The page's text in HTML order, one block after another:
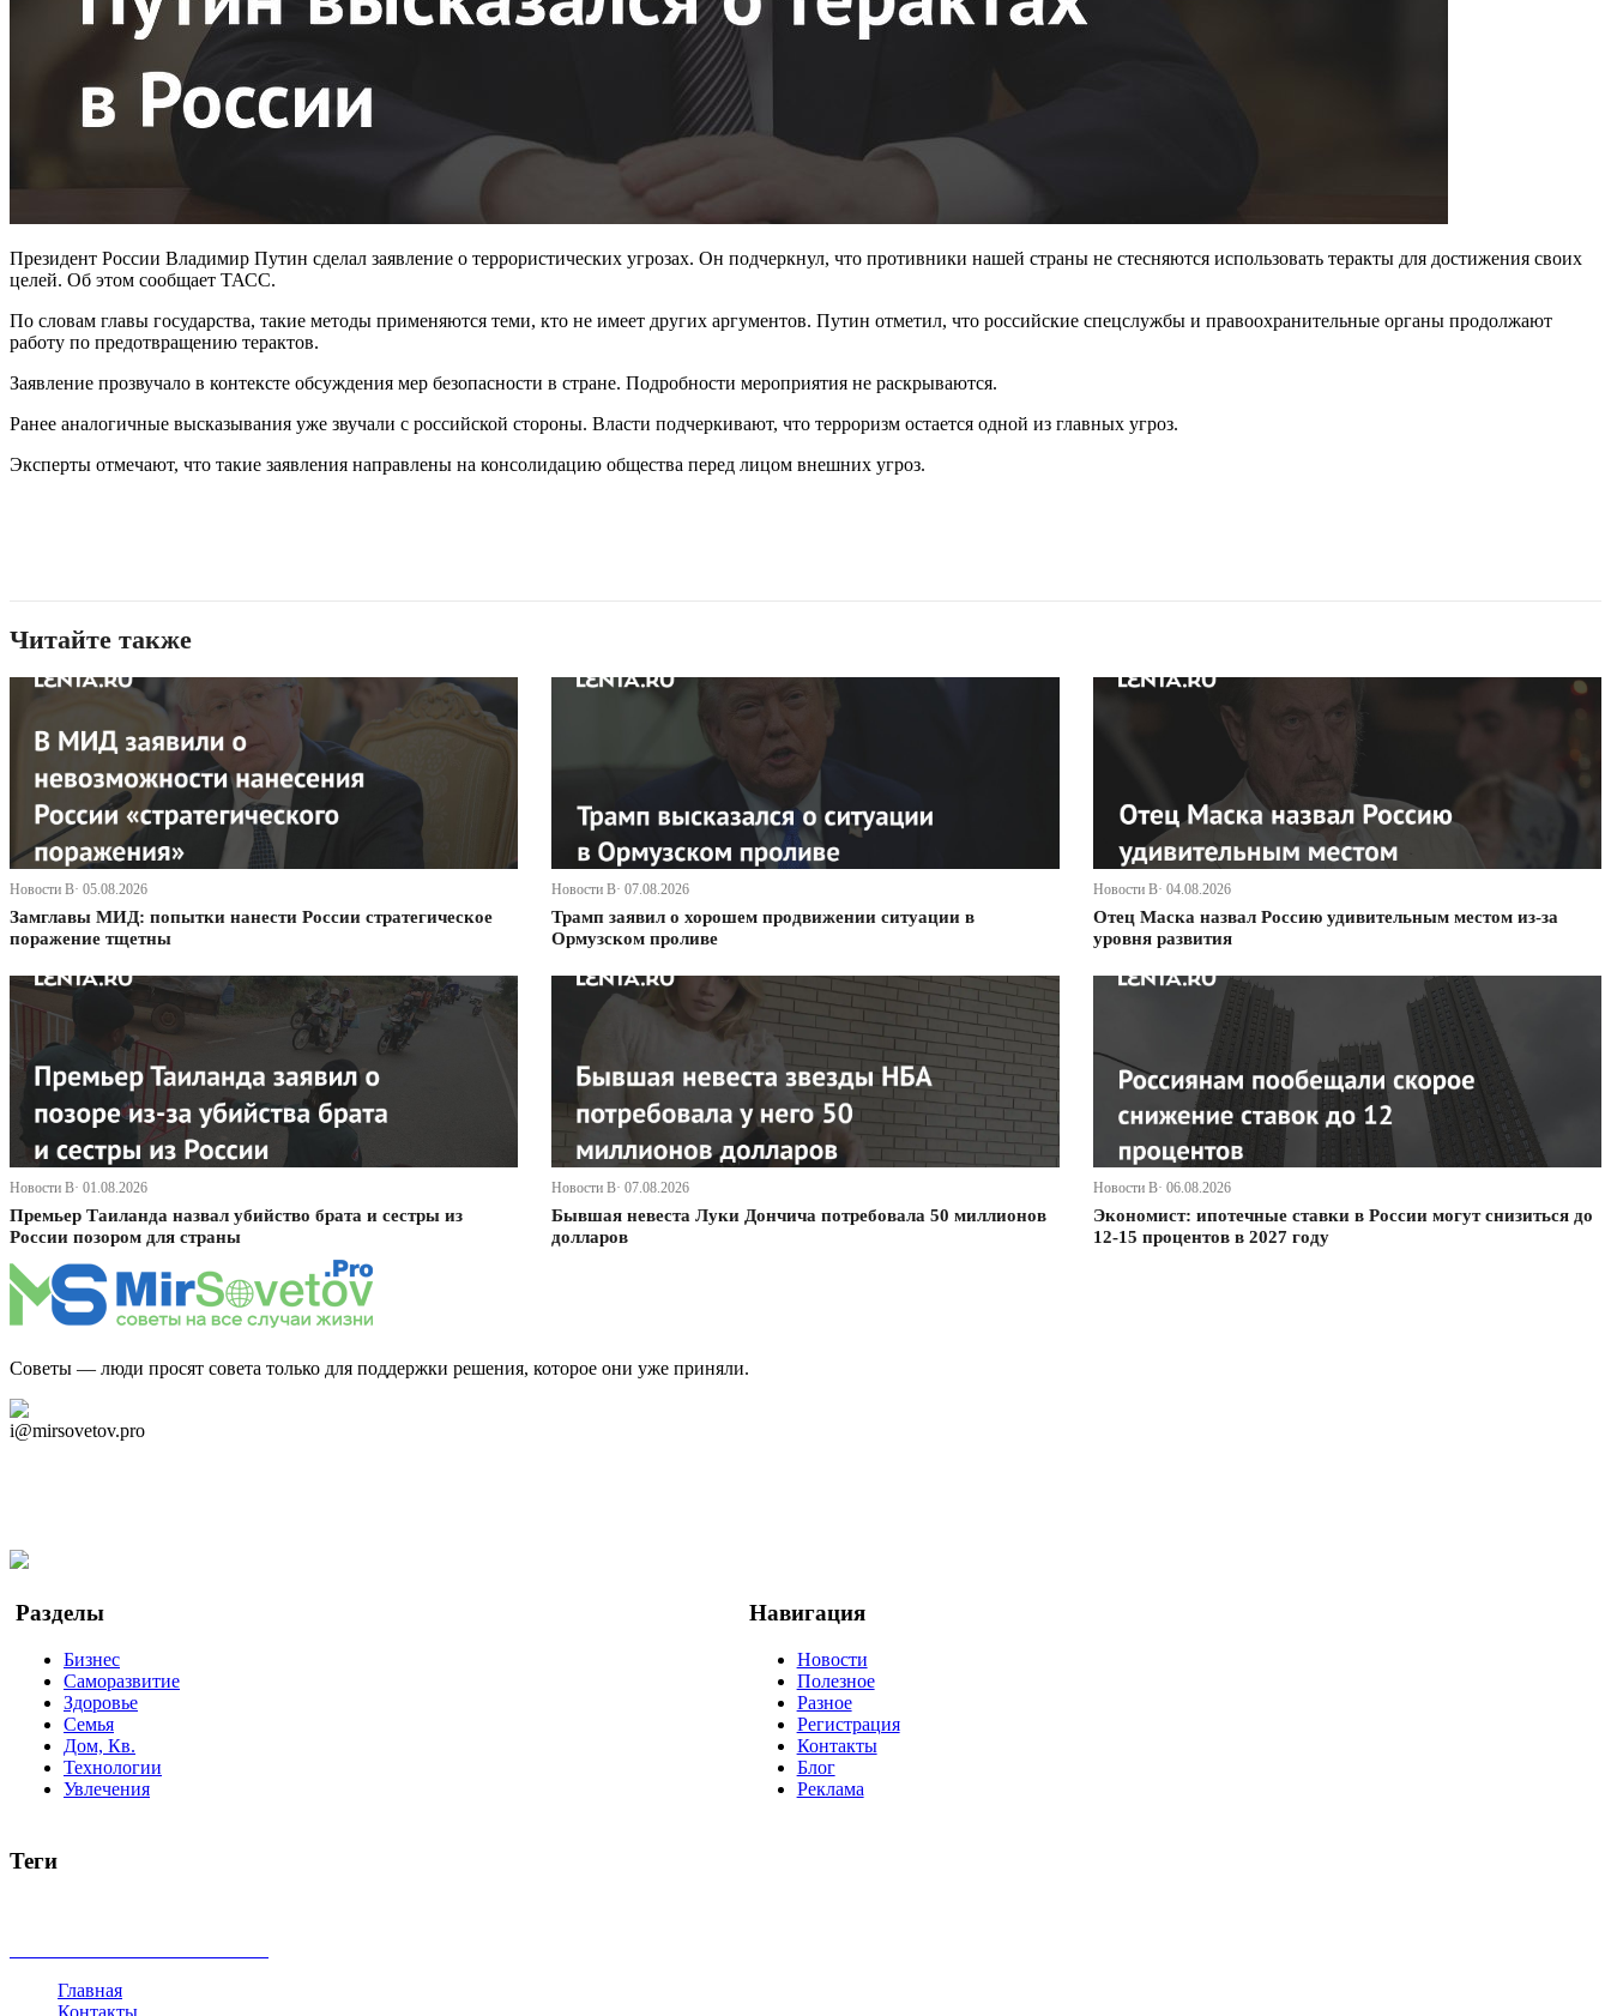
Президент России Владимир Путин сделал заявление о террористических угрозах. Он подчеркнул, что противники нашей страны не стесняются использовать теракты для достижения своих
целей. Об этом сообщает ТАСС.
По словам главы государства, такие методы применяются теми, кто не имеет других аргументов. Путин отметил, что российские спецслужбы и правоохранительные органы продолжают
работу по предотвращению терактов.
Заявление прозвучало в контексте обсуждения мер безопасности в стране. Подробности мероприятия не раскрываются.
Ранее аналогичные высказывания уже звучали с российской стороны. Власти подчеркивают, что терроризм остается одной из главных угроз.
Эксперты отмечают, что такие заявления направлены на консолидацию общества перед лицом внешних угроз.
Читайте также
Новости В· 05.08.2026
Замглавы МИД: попытки нанести России стратегическое
поражение тщетны
Новости В· 07.08.2026
Трамп заявил о хорошем продвижении ситуации в
Ормузском проливе
Новости В· 04.08.2026
Отец Маска назвал Россию удивительным местом из-за
уровня развития
Новости В· 01.08.2026
Премьер Таиланда назвал убийство брата и сестры из
России позором для страны
Новости В· 07.08.2026
Бывшая невеста Луки Дончича потребовала 50 миллионов
долларов
Новости В· 06.08.2026
Экономист: ипотечные ставки в России могут снизиться до
12-15 процентов в 2027 году
Советы — люди просят совета только для поддержки решения, которое они уже приняли.
i@mirsovetov.pro
Разделы
Бизнес
Саморазвитие
Здоровье
Семья
Дом, Кв.
Технологии
Увлечения
Навигация
Новости
Полезное
Разное
Регистрация
Контакты
Блог
Реклама
Теги
Главная